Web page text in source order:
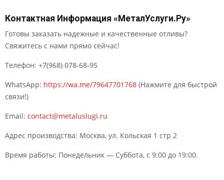
Контактная Информация «МеталУслуги.Ру»
Готовы заказать надежные и качественные отливы?
Свяжитесь с нами прямо сейчас!
Телефон: +7(968) 078-68-95
WhatsApp: https://wa.me/79647701768 (Нажмите для быстрой
связи!)
Email: contact@metaluslugi.ru
Адрес производства: Москва, ул. Кольская 1 стр 2
Время работы: Понедельник — Суббота, с 9:00 до 19:00.